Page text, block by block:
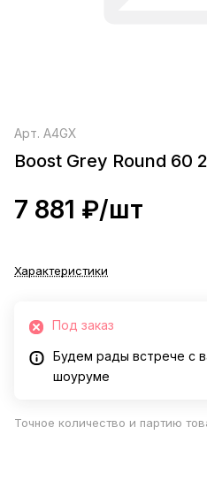
Арт. A4GX
Boost Grey Round 60
7 881 ₽/шт
Характеристики
Под заказ
Будем рады встрече с
шоуруме
Точное количество и партию